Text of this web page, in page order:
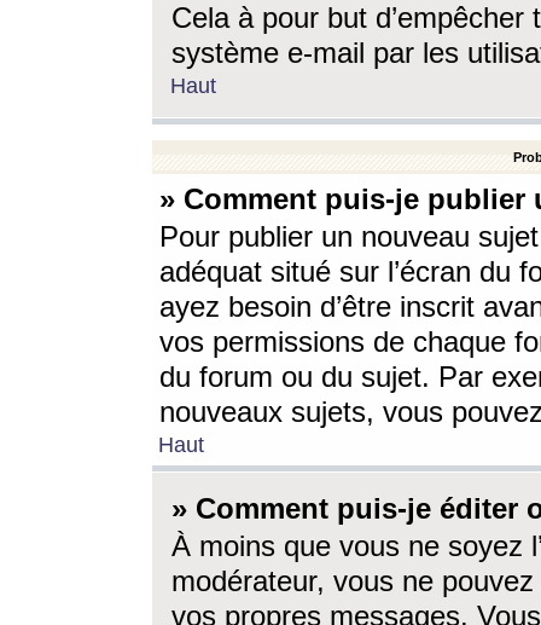
Cela à pour but
système e-mail par les
Haut
» Comment puis-je
Pour publier un nouveau
adéquat situé sur l’écran du
ayez besoin d’être inscrit
vos permissions de chaque
du forum ou du sujet. Par
nouveaux sujets, vous
Haut
» Comment puis-je éditer
À moins que vous ne soyez
modérateur, vous ne
vos propres messages.